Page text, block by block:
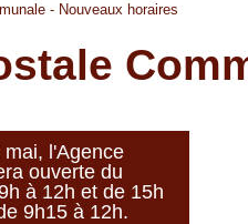
- Nouveaux horaires
l'Agence
ouverte du
à 12h et de 15h
9h15 à 12h.